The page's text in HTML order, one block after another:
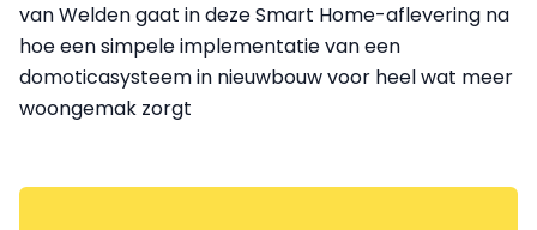
van Welden gaat in deze Smart Home-aflevering na
hoe een simpele implementatie van een
domoticasysteem in nieuwbouw voor heel wat meer
woongemak zorgt